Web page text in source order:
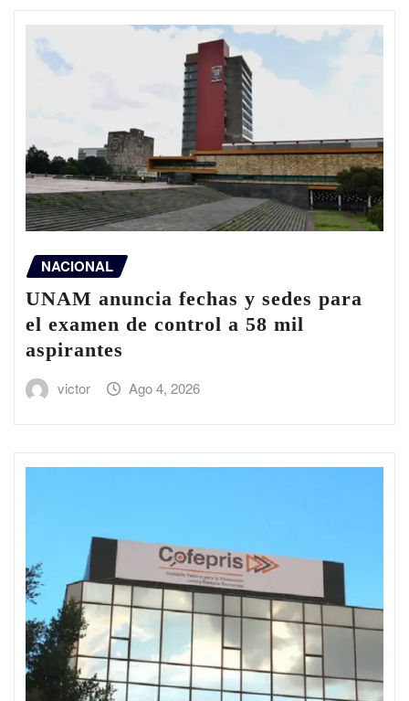
NACIONAL
UNAM anuncia fechas y sedes para
el examen de control a 58 mil
aspirantes
victor Ago 4, 2026